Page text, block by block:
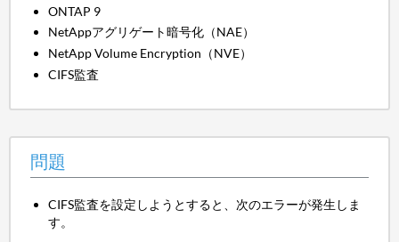
ONTAP 9
NetAppアグリゲート暗号化（NAE）
NetApp Volume Encryption（NVE）
CIFS監査
問題
CIFS監査を設定しようとすると、次のエラーが発生しま
す。